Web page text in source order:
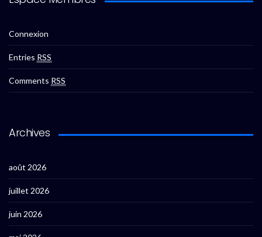
Connexion
Entries RSS
Comments RSS
Archives
août 2026
juillet 2026
juin 2026